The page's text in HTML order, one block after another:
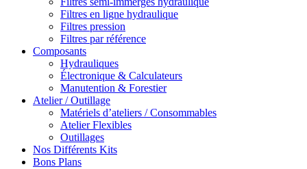
Filtres en ligne hydraulique
Filtres pression
Filtres par référence
Composants
Hydrauliques
Électronique & Calculateurs
Manutention & Forestier
Atelier / Outillage
Matériels d’ateliers / Consommables
Atelier Flexibles
Outillages
Nos Différents Kits
Bons Plans